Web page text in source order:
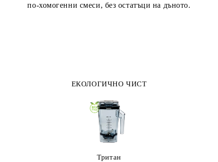
по-хомогенни смеси, без остатъци на дъното.
ЕКОЛОГИЧНО ЧИСТ
Тритан